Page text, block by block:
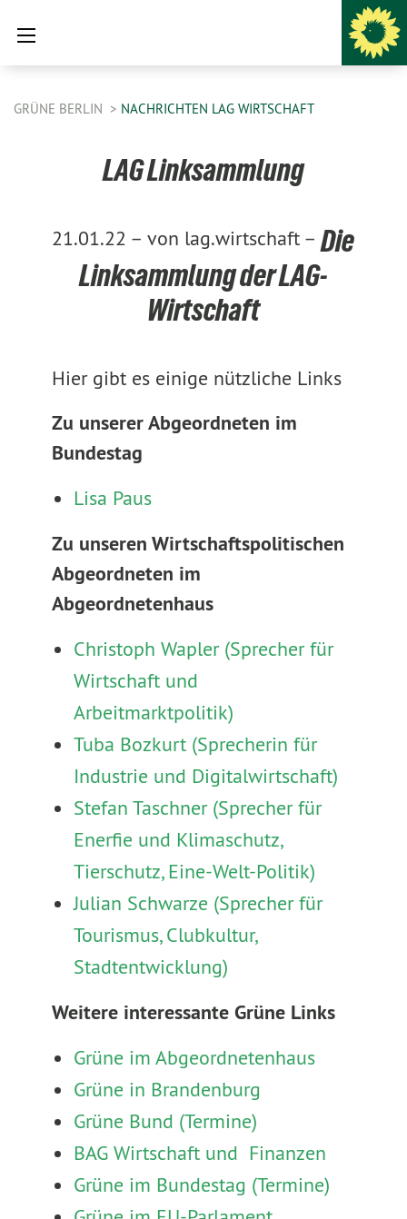
GRÜNE BERLIN NACHRICHTEN LAG WIRTSCHAFT
LAG Linksammlung
21.01.22 – von lag.wirtschaft – Die
Linksammlung der LAG-
Wirtschaft
Hier gibt es einige nützliche Links
Zu unserer Abgeordneten im
Bundestag
Lisa Paus
Zu unseren Wirtschaftspolitischen
Abgeordneten im
Abgeordnetenhaus
Christoph Wapler (Sprecher für
Wirtschaft und
Arbeitmarktpolitik)
Tuba Bozkurt (Sprecherin für
Industrie und Digitalwirtschaft)
Stefan Taschner (Sprecher für
Enerfie und Klimaschutz,
Tierschutz, Eine-Welt-Politik)
Julian Schwarze (Sprecher für
Tourismus, Clubkultur,
Stadtentwicklung)
Weitere interessante Grüne Links
Grüne im Abgeordnetenhaus
Grüne in Brandenburg
Grüne Bund (Termine)
BAG Wirtschaft und Finanzen
Grüne im Bundestag (Termine)